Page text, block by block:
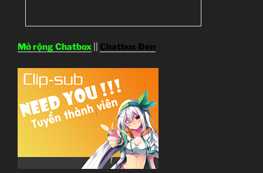
Mở rộng Chatbox Chatbox Đen